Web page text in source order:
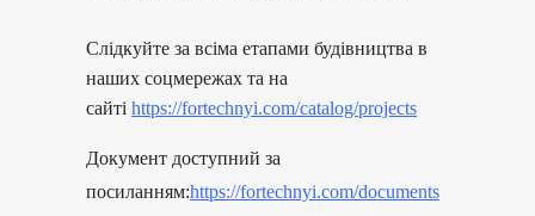
Слідкуйте за всіма етапами будівництва в
наших соцмережах та на
сайті https://fortechnyi.com/catalog/projects
Документ доступний за
посиланням:https://fortechnyi.com/documents